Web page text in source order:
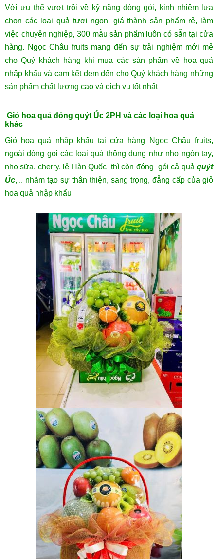
Với ưu thế vượt trội về kỹ năng đóng gói, kinh nhiệm lựa
chọn các loại quả tươi ngon, giá thành sản phẩm rẻ, làm
việc chuyên nghiệp, 300 mẫu sản phẩm luôn có sẵn tại cửa
hàng. Ngọc Châu fruits mang đến sự trải nghiệm mới mẻ
cho Quý khách hàng khi mua các sản phẩm về hoa quả
nhập khẩu và cam kết đem đến cho Quý khách hàng những
sản phẩm chất lượng cao và dịch vụ tốt nhất
Giỏ hoa quả đóng quýt Úc 2PH và các loại hoa quả
khác
Giỏ hoa quả nhập khẩu tại cửa hàng Ngọc Châu fruits,
ngoài đóng gói các loại quả thông dụng như nho ngón tay,
nho sữa, cherry, lê Hàn Quốc thì còn đóng gói cả quả quýt
Úc,... nhằm tạo sự thân thiện, sang trọng, đẳng cấp của giỏ
hoa quả nhập khẩu